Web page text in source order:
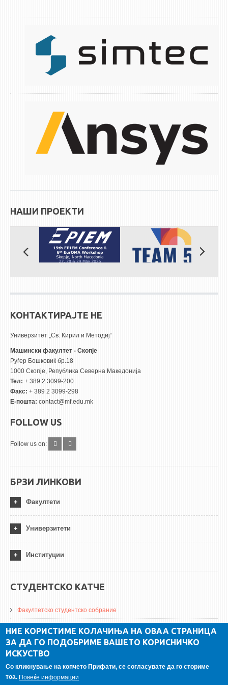
ЕКВИВАЛЕНЦИИ ОД СТАРИ СТУДИСКИ ПРОГРАМИ
ОГЛАСНА ТАБЛА
СТУДЕНТСКА СЛУЖБА
БИБЛИОТЕКА
СТИПЕНДИИ/ПРАКСИ
СТИПЕНДИИ
НАШИ ПРОЕКТИ
КОНТАКТИРАЈТЕ НЕ
Универзитет „Св. Кирил и Методиј“
Машински факултет - Скопје
Руѓер Бошковиќ бр.18
1000 Скопје, Република Северна Македонија
Тел: + 389 2 3099-200
Факс: + 389 2 3099-298
Е-пошта: contact@mf.edu.mk
FOLLOW US
Follow us on:
БРЗИ ЛИНКОВИ
Факултети
Универзитети
Институции
СТУДЕНТСКО КАТЧЕ
Факултетско студентско собрание
ДА Винчи магазин
Алумни асоцијација
НИЕ КОРИСТИМЕ КОЛАЧИЊА НА ОВАА СТРАНИЦА
ЗА ДА ГО ПОДОБРИМЕ ВАШЕТО КОРИСНИЧКО
ИСКУСТВО
Со кликнување на копчето Прифати, се согласувате да го сториме
тоа. Повеќе информации